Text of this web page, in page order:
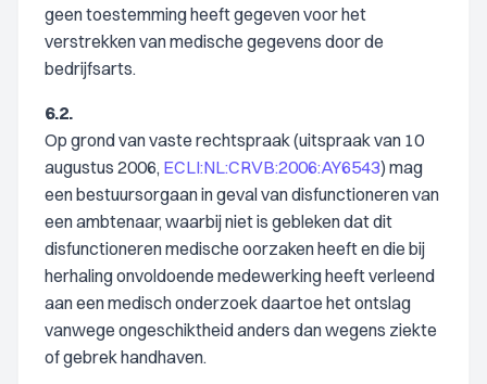
geen toestemming heeft gegeven voor het
verstrekken van medische gegevens door de
bedrijfsarts.
6.2.
Op grond van vaste rechtspraak (uitspraak van 10
augustus 2006, ECLI:NL:CRVB:2006:AY6543) mag
een bestuursorgaan in geval van disfunctioneren van
een ambtenaar, waarbij niet is gebleken dat dit
disfunctioneren medische oorzaken heeft en die bij
herhaling onvoldoende medewerking heeft verleend
aan een medisch onderzoek daartoe het ontslag
vanwege ongeschiktheid anders dan wegens ziekte
of gebrek handhaven.